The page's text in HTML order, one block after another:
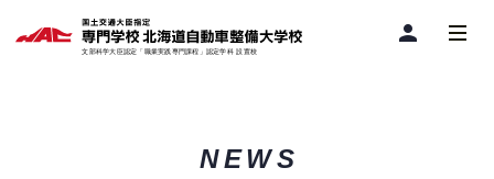
person
NEWS